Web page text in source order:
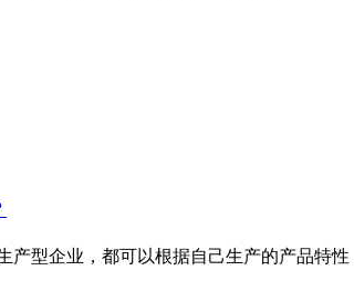
产型企业，都可以根据自己生产的产品特